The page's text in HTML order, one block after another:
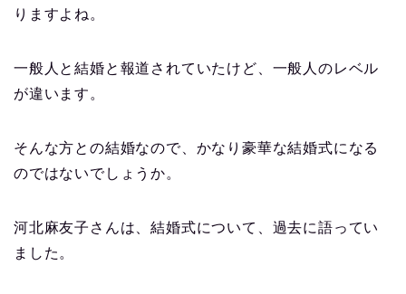
りますよね。
一般人と結婚と報道されていたけど、一般人のレベル
が違います。
そんな方との結婚なので、かなり豪華な結婚式になる
のではないでしょうか。
河北麻友子さんは、結婚式について、過去に語ってい
ました。